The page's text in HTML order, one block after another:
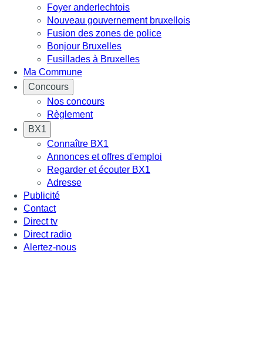
Foyer anderlechtois
Nouveau gouvernement bruxellois
Fusion des zones de police
Bonjour Bruxelles
Fusillades à Bruxelles
Ma Commune
Concours
Nos concours
Règlement
BX1
Connaître BX1
Annonces et offres d'emploi
Regarder et écouter BX1
Adresse
Publicité
Contact
Direct tv
Direct radio
Alertez-nous